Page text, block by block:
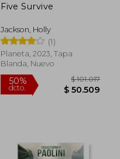
dcto.
Five Survive
Jackson, Holly
(1)
Planeta, 2023, Tapa
Blanda, Nuevo